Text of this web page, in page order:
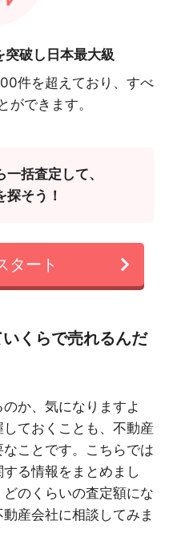
破し日本最大級
件を超えており、すべ
ができます。
括査定して、
探そう！
タート
くらで売れるんだ
か、気になりますよ
ておくことも、不動産
ことです。こちらでは
る情報をまとめまし
のくらいの査定額にな
産会社に相談してみま